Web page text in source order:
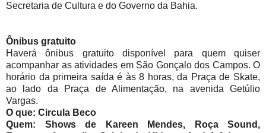
Secretaria de Cultura e do Governo da Bahia.
Ônibus gratuito
Haverá ônibus gratuito disponível para quem quiser
acompanhar as atividades em São Gonçalo dos Campos. O
horário da primeira saída é às 8 horas, da Praça de Skate,
ao lado da Praça de Alimentação, na avenida Getúlio
Vargas.
O que: Circula Beco
Quem: Shows de Kareen Mendes, Roça Sound,